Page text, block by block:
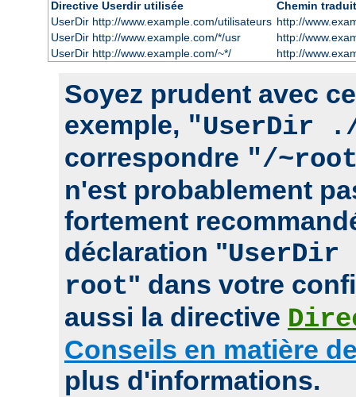
Directive Userdir utilisée
Chemin traduit
UserDir http://www.example.com/utilisateurs http://
UserDir http://www.example.com/*/usr
http://
UserDir http://www.example.com/~*/
http://
Soyez prudent avec
exemple, "UserDir
correspondre "/
n'est probablement
fortement
déclaration "UserDir
root" dans votre
aussi la directive
Conseils en matière
plus d'informations.